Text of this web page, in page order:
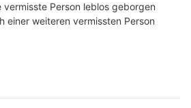
Person leblos geborgen
einer weiteren vermissten Person